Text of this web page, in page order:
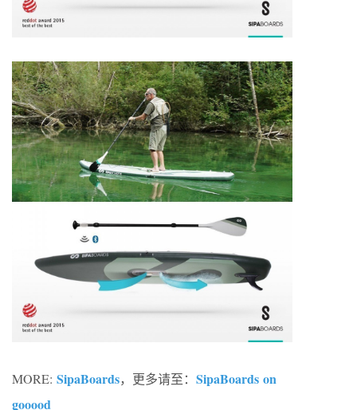
MORE: SipaBoards，更多请至： SipaBoards on
gooood